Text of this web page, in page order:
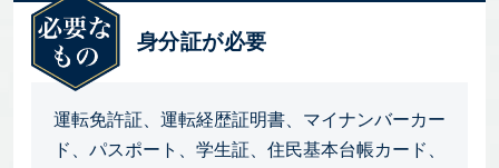
身分証が必要
運転免許証、運転経歴証明書、マイナンバーカー
ド、パスポート、学生証、住民基本台帳カード、